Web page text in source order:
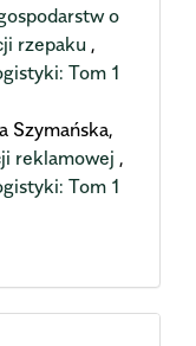
o
rzepaku ,
Tom 1
Szymańska,
reklamowej ,
Tom 1